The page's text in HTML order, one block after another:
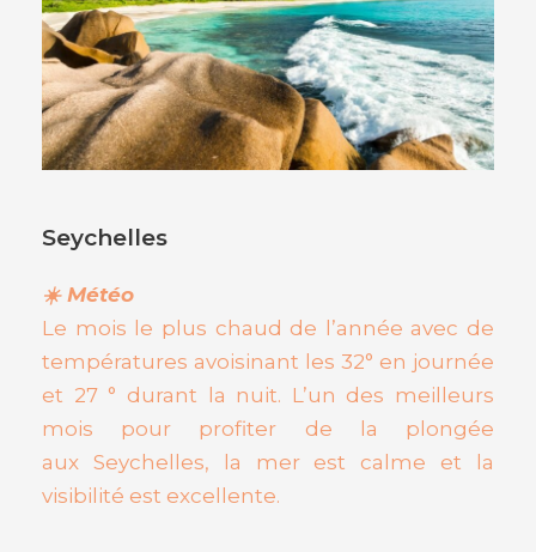
Seychelles
☀️ Météo
Le mois le plus chaud de l’année avec de
températures avoisinant les 32° en journée
et 27 ° durant la nuit. L’un des meilleurs
mois pour profiter de la plongée
aux Seychelles, la mer est calme et la
visibilité est excellente.